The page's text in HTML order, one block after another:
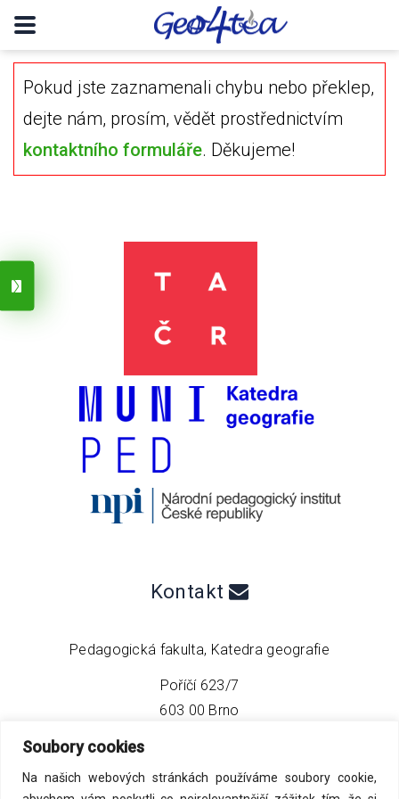
Soubory cookies
Na našich webových stránkách používáme soubory cookie,
Pokud jste zaznamenali chybu nebo překlep,
dejte nám, prosím, vědět prostřednictvím
kontaktního formuláře. Děkujeme!
Kontakt
Pedagogická fakulta, Katedra geografie
Poříčí 623/7
603 00 Brno
telefon:
email:info@geo4tea.com